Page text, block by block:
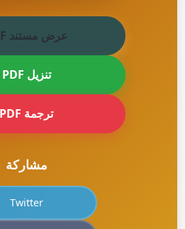
عرض مستند PDF
تنزيل PDF
ترجمة PDF
مشاركة
Twitter